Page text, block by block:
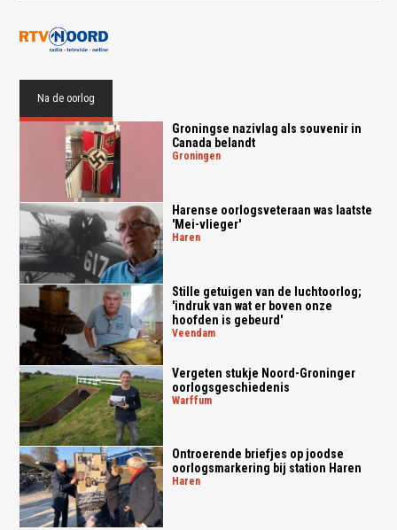
JavaScript console for technical details.
Na de oorlog
Groningse nazivlag als souvenir in
Canada belandt
groningen
Harense oorlogsveteraan was laatste
'Mei-vlieger'
haren
Stille getuigen van de luchtoorlog;
'indruk van wat er boven onze
hoofden is gebeurd'
veendam
Vergeten stukje Noord-Groninger
oorlogsgeschiedenis
warffum
Ontroerende briefjes op joodse
oorlogsmarkering bij station Haren
haren